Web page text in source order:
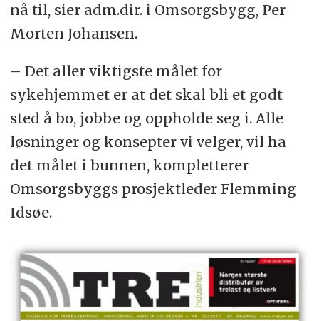
nå til, sier adm.dir. i Omsorgsbygg, Per
Morten Johansen.
– Det aller viktigste målet for
sykehjemmet er at det skal bli et godt
sted å bo, jobbe og oppholde seg i. Alle
løsninger og konsepter vi velger, vil ha
det målet i bunnen, kompletterer
Omsorgsbyggs prosjektleder Flemming
Idsøe.